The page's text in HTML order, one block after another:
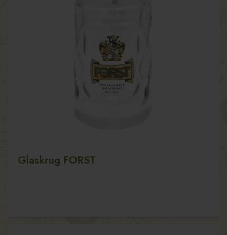
Glaskrug FORST